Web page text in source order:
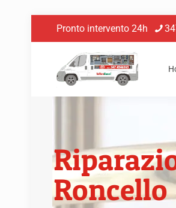
Pronto intervento 24h
Roncello